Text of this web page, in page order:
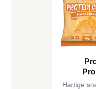
Hartige